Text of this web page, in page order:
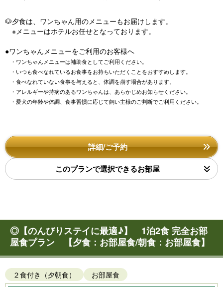
🐶夕食は、ワンちゃん用のメニューもお届けします。
※メニューはホテルお任せとなっております。
●ワンちゃんメニューをご利用のお客様へ
・ワンちゃんメニューは補助食としてご利用ください。
・いつも食べなれているお食事をお持ちいただくことをおすすめします。
・食べなれていない食事を与えると、体調を崩す場合があります。
・アレルギーや持病のあるワンちゃんは、あらかじめお知らせください。
・愛犬の年齢や体調、食事習慣に応じて飼い主様のご判断でご利用ください。
詳細/ご予約
このプランで選択できるお部屋
◎【のんびりステイに最適♪】 1泊2食 完全お部
屋食プラン 【夕食：お部屋食/朝食：お部屋食】
２食付き（夕朝食） お部屋食